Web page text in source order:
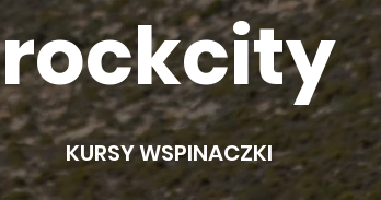
rockcity
KURSY WSPINACZKI